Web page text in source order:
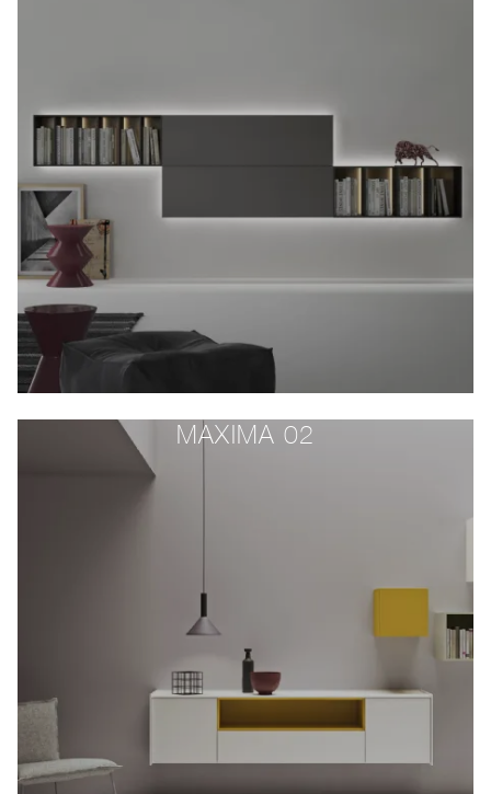
MAXIMA 02